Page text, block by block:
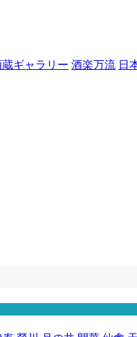
蔵ギャラリー 酒楽万流 日